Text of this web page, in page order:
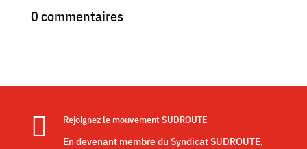
0 commentaires

Rejoignez le mouvement SUDROUTE
En devenant membre du Syndicat SUDROUTE,